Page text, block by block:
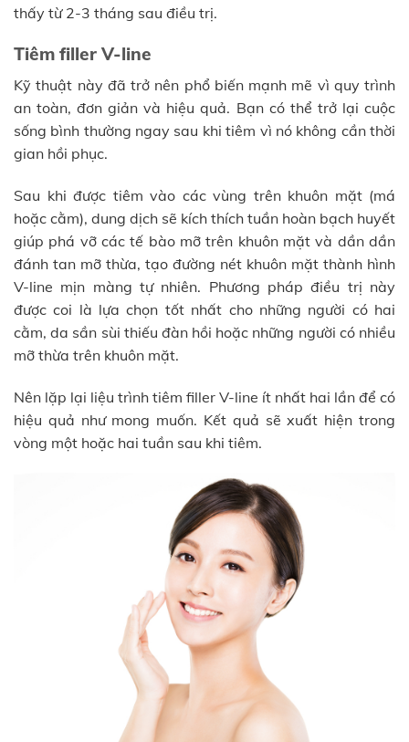
thấy từ 2-3 tháng sau điều trị.
Tiêm filler V-line
Kỹ thuật này đã trở nên phổ biến mạnh mẽ vì quy trình
an toàn, đơn giản và hiệu quả. Bạn có thể trở lại cuộc
sống bình thường ngay sau khi tiêm vì nó không cần thời
gian hồi phục.
Sau khi được tiêm vào các vùng trên khuôn mặt (má
hoặc cằm), dung dịch sẽ kích thích tuần hoàn bạch huyết
giúp phá vỡ các tế bào mỡ trên khuôn mặt và dần dần
đánh tan mỡ thừa, tạo đường nét khuôn mặt thành hình
V-line mịn màng tự nhiên. Phương pháp điều trị này
được coi là lựa chọn tốt nhất cho những người có hai
cằm, da sần sùi thiếu đàn hồi hoặc những người có nhiều
mỡ thừa trên khuôn mặt.
Nên lặp lại liệu trình tiêm filler V-line ít nhất hai lần để có
hiệu quả như mong muốn. Kết quả sẽ xuất hiện trong
vòng một hoặc hai tuần sau khi tiêm.